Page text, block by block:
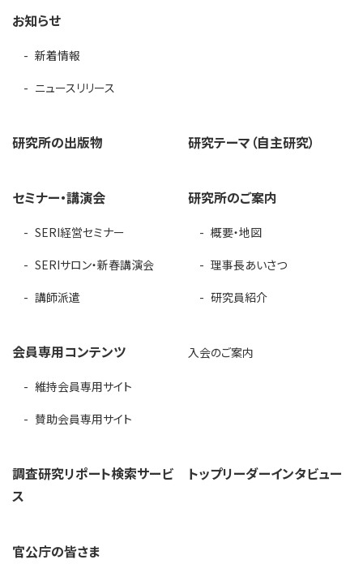
お知らせ
新着情報
ニュースリリース
研究所の出版物 研究テーマ（自主研究）
セミナー・講演会
SERI経営セミナー
SERIサロン・新春講演会
講師派遣
研究所のご案内
概要・地図
理事長あいさつ
研究員紹介
会員専用コンテンツ
維持会員専用サイト
賛助会員専用サイト
入会のご案内
調査研究リポート検索サービ
ス
トップリーダーインタビュー
官公庁の皆さま